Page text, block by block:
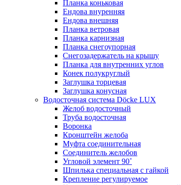
Планка коньковая
Ендова внуренняя
Ендова внешняя
Планка ветровая
Планка карнизная
Планка снегоупорная
Снегозадержатель на крышу
Планка для внутренних углов
Конек полукруглый
Заглушка торцевая
Заглушка конусная
Водосточная система Döcke LUX
Желоб водосточный
Труба водосточная
Воронка
Кронштейн желоба
Муфта соединительная
Соединитель желобов
Угловой элемент 90˚
Шпилька специальная с гайкой
Крепление регулируемое